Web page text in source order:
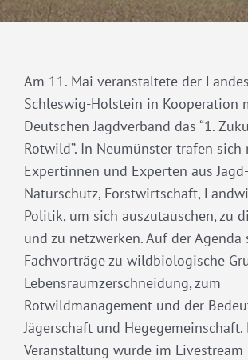
Am 11. Mai veranstaltete der
Schleswig-Holstein in Kooperation
Deutschen Jagdverband das “1.
Rotwild”. In Neumünster trafen sich
Expertinnen und Experten aus
Naturschutz, Forstwirtschaft,
Politik, um sich auszutauschen, zu
und zu netzwerken. Auf der Agenda
Fachvorträge zu wildbiologische
Lebensraumzerschneidung, zum
Rotwildmanagement und der
Jägerschaft und Hegegemeinschaft.
Veranstaltung wurde im Livestream